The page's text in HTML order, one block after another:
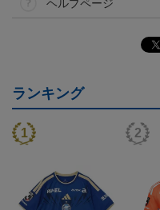
ヘルプページ
ランキング